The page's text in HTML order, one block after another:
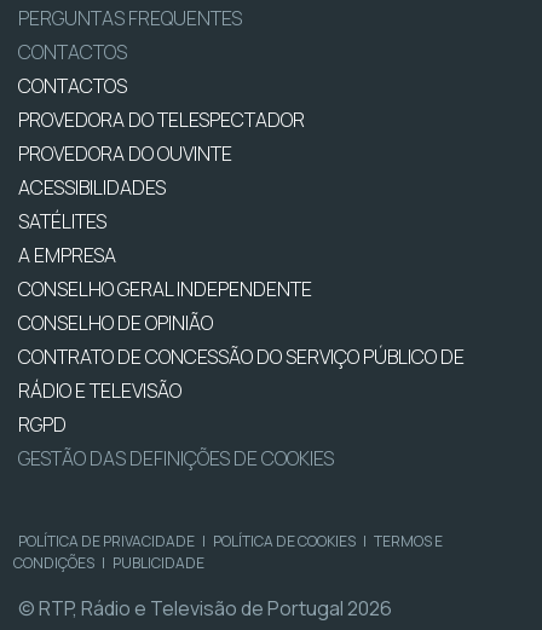
PERGUNTAS FREQUENTES
CONTACTOS
CONTACTOS
PROVEDORA DO TELESPECTADOR
PROVEDORA DO OUVINTE
ACESSIBILIDADES
SATÉLITES
A EMPRESA
CONSELHO GERAL INDEPENDENTE
CONSELHO DE OPINIÃO
CONTRATO DE CONCESSÃO DO SERVIÇO PÚBLICO DE
RÁDIO E TELEVISÃO
RGPD
GESTÃO DAS DEFINIÇÕES DE COOKIES
POLÍTICA DE PRIVACIDADE | POLÍTICA DE COOKIES | TERMOS E
CONDIÇÕES | PUBLICIDADE
© RTP, Rádio e Televisão de Portugal 2026